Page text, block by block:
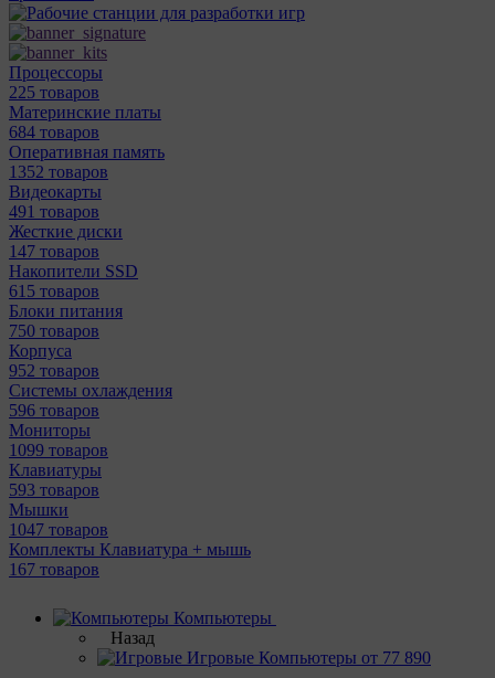
Процессоры
225 товаров
Материнcкие платы
684 товаров
Оперативная память
1352 товаров
Видеокарты
491 товаров
Жесткие диски
147 товаров
Накопители SSD
615 товаров
Блоки питания
750 товаров
Корпуса
952 товаров
Системы охлаждения
596 товаров
Мониторы
1099 товаров
Клавиатуры
593 товаров
Мышки
1047 товаров
Комплекты Клавиатура + мышь
167 товаров
Компьютеры
Назад
Игровые Компьютеры от 77 890